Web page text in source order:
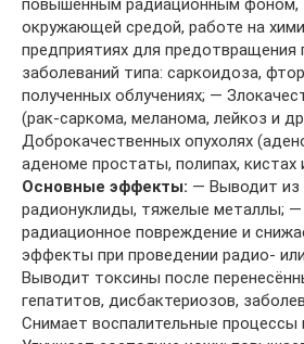
повышенным радиационным фоном,
окружающей средой, работе на
предприятиях для предотвращения
заболеваний типа: саркоидоза,
полученных облучениях; —
(рак-саркома, меланома, лейкоз и
Доброкачественных опухолях
аденоме простаты, полипах, кистах
Основные эффекты: — Выводит из
радионуклиды, тяжелые металлы;
радиационное повреждение и
эффекты при проведении радио-
Выводит токсины после
гепатитов, дисбактериозов,
Снимает воспалительные процессы